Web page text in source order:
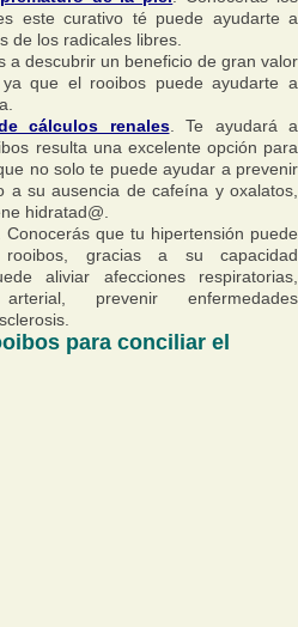
este curativo té puede ayudarte a
de los radicales libres.
a descubrir un beneficio de gran valor
que el rooibos puede ayudarte a
cálculos renales. Te ayudará a
resulta una excelente opción para
no solo te puede ayudar a prevenir
a su ausencia de cafeína y oxalatos,
hidratad@.
Conocerás que tu hipertensión puede
gracias a su capacidad
aliviar afecciones respiratorias,
prevenir enfermedades
para conciliar el